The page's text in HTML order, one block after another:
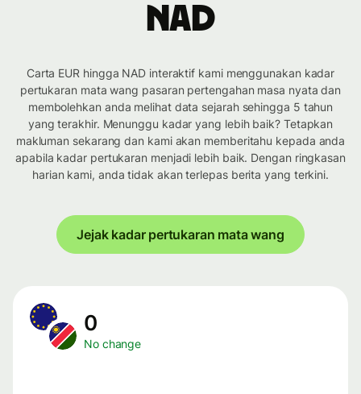
NAD
Carta EUR hingga NAD interaktif kami menggunakan kadar
pertukaran mata wang pasaran pertengahan masa nyata dan
membolehkan anda melihat data sejarah sehingga 5 tahun
yang terakhir. Menunggu kadar yang lebih baik? Tetapkan
makluman sekarang dan kami akan memberitahu kepada anda
apabila kadar pertukaran menjadi lebih baik. Dengan ringkasan
harian kami, anda tidak akan terlepas berita yang terkini.
Jejak kadar pertukaran mata wang
0
No change